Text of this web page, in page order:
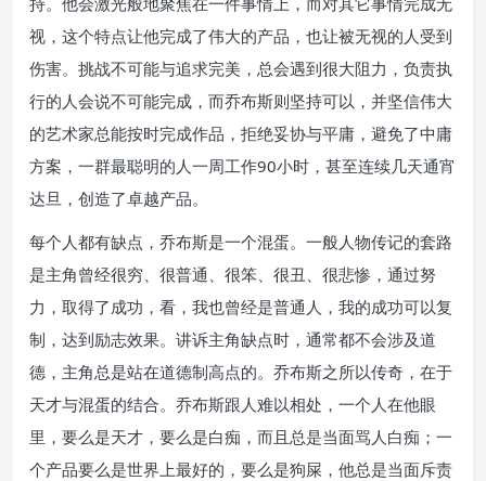
视，这个特点让他完成了伟大的产品，也让被无视的人受到
伤害。挑战不可能与追求完美，总会遇到很大阻力，负责执
行的人会说不可能完成，而乔布斯则坚持可以，并坚信伟大
的艺术家总能按时完成作品，拒绝妥协与平庸，避免了中庸
方案，一群最聪明的人一周工作90小时，甚至连续几天通宵
达旦，创造了卓越产品。
每个人都有缺点，乔布斯是一个混蛋。一般人物传记的套路
是主角曾经很穷、很普通、很笨、很丑、很悲惨，通过努
力，取得了成功，看，我也曾经是普通人，我的成功可以复
制，达到励志效果。讲诉主角缺点时，通常都不会涉及道
德，主角总是站在道德制高点的。乔布斯之所以传奇，在于
天才与混蛋的结合。乔布斯跟人难以相处，一个人在他眼
里，要么是天才，要么是白痴，而且总是当面骂人白痴；一
个产品要么是世界上最好的，要么是狗屎，他总是当面斥责